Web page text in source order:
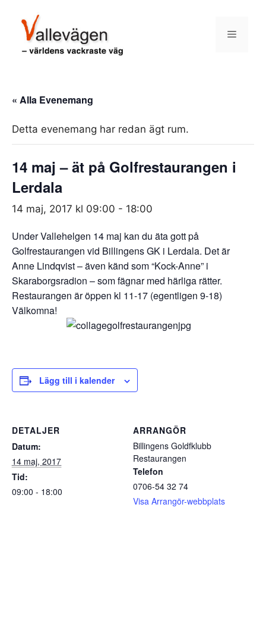
innehåll
Meny
« Alla Evenemang
Detta evenemang har redan ägt rum.
14 maj – ät på Golfrestaurangen i
Lerdala
14 maj, 2017 kl 09:00 - 18:00
Under Vallehelgen 14 maj kan du äta gott på
Golfrestaurangen vid Billingens GK i Lerdala. Det är
Anne Lindqvist – även känd som “Kock-Anne” i
Skaraborgsradion – som fägnar med härliga rätter.
Restaurangen är öppen kl 11-17 (egentligen 9-18)
Välkomna!
Lägg till i kalender
DETALJER
Datum:
14 maj, 2017
Tid:
09:00 - 18:00
ARRANGÖR
Billingens Goldfklubb
Restaurangen
Telefon
0706-54 32 74
Visa Arrangör-webbplats